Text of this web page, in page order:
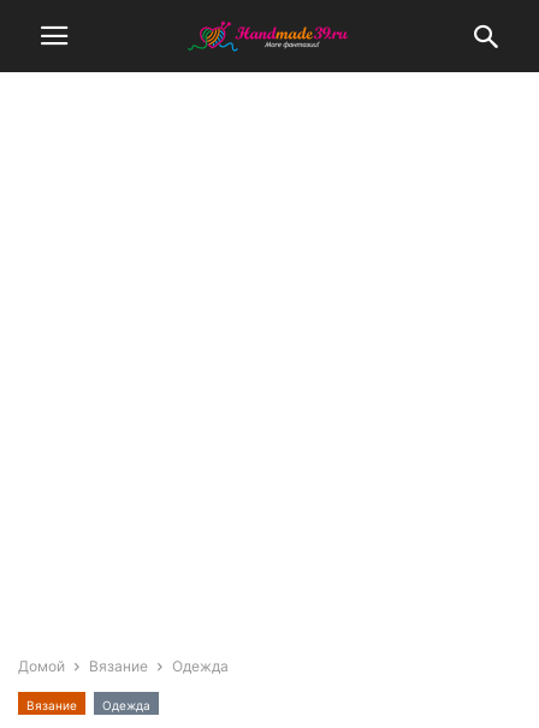
Домой Вязание Одежда
Вязание Одежда